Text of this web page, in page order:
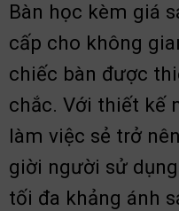
Bàn học kèm giá
cấp cho không
chiếc bàn được
chắc. Với thiết kế
làm việc sẻ trở
giời người sử
tối đa khảng ánh